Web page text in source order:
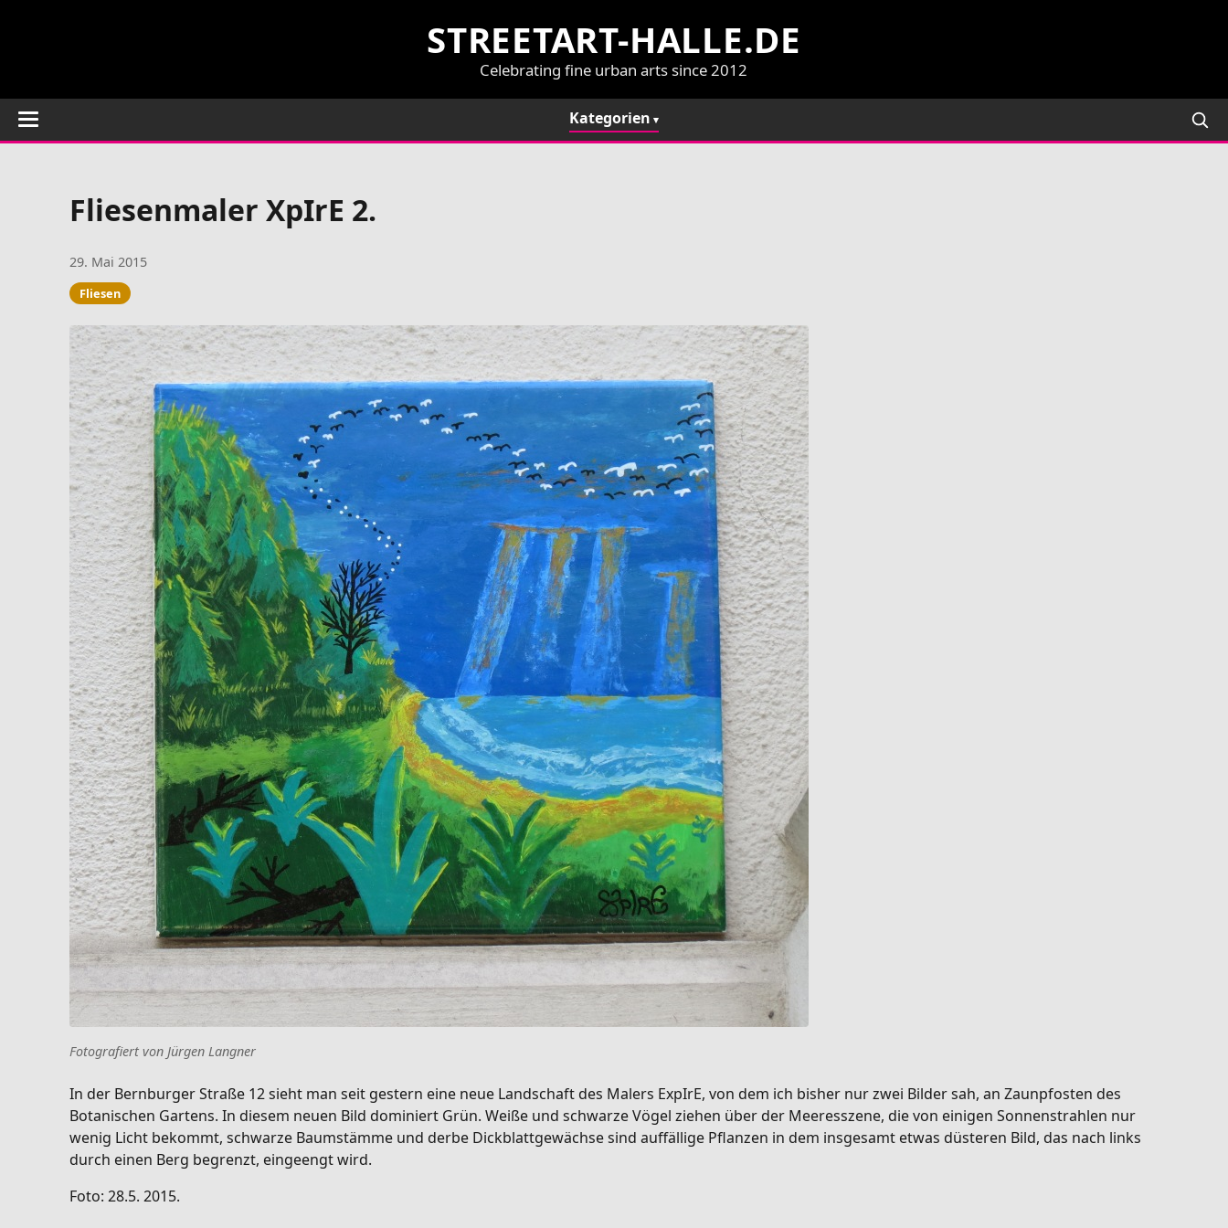
STREETART-HALLE.DE
Celebrating fine urban arts since 2012
Kategorien
Fliesenmaler XpIrE 2.
29. Mai 2015
Fliesen
Fotografiert von Jürgen Langner
In der Bernburger Straße 12 sieht man seit gestern eine neue Landschaft des Malers ExpIrE, von dem ich bisher nur zwei Bilder sah, an Zaunpfosten des
Botanischen Gartens. In diesem neuen Bild dominiert Grün. Weiße und schwarze Vögel ziehen über der Meeresszene, die von einigen Sonnenstrahlen nur
wenig Licht bekommt, schwarze Baumstämme und derbe Dickblattgewächse sind auffällige Pflanzen in dem insgesamt etwas düsteren Bild, das nach links
durch einen Berg begrenzt, eingeengt wird.
Foto: 28.5. 2015.